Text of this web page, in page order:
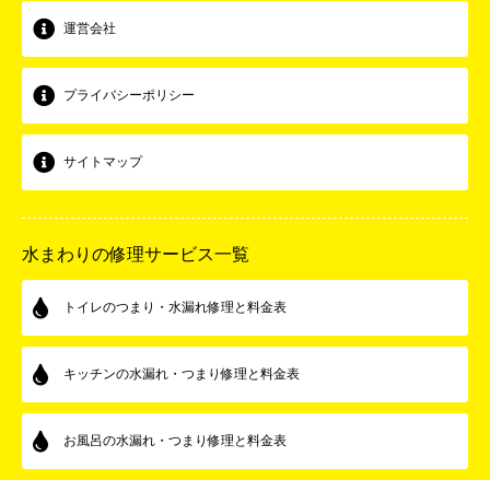
運営会社
プライバシーポリシー
サイトマップ
水まわりの修理サービス一覧
トイレのつまり・水漏れ修理と料金表
キッチンの水漏れ・つまり修理と料金表
お風呂の水漏れ・つまり修理と料金表